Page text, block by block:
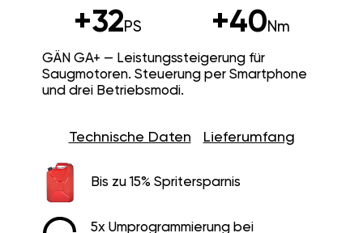
+32PS +40Nm
GÄN GA+ — Leistungssteigerung für
Saugmotoren. Steuerung per Smartphone
und drei Betriebsmodi.
Technische Daten Lieferumfang
Bis zu 15% Spritersparnis
5x Umprogrammierung bei